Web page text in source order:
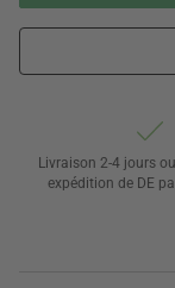
Livraison 2-4 jours
expédition de DE